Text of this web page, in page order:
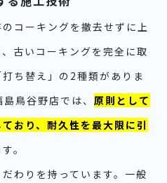
コーキングを撤去せずに上
古いコーキングを完全に取
ち替え」の2種類がありま
島鳥谷野店では、原則として
おり、耐久性を最大限に引
。
わりを持っています。一般